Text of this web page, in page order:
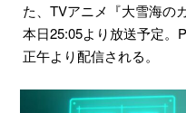
た、TVアニメ『大雪海の
本日25:05より放送予定。
正午より配信される。